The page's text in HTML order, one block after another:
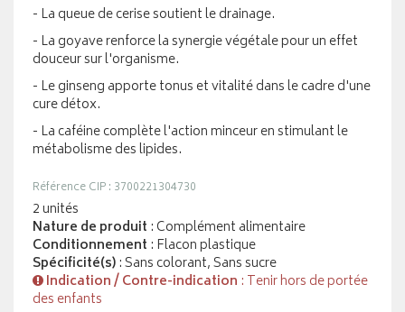
- La queue de cerise soutient le drainage.
- La goyave renforce la synergie végétale pour un effet
douceur sur l'organisme.
- Le ginseng apporte tonus et vitalité dans le cadre d'une
cure détox.
- La caféine complète l'action minceur en stimulant le
métabolisme des lipides.
Référence CIP : 3700221304730
2 unités
Nature de produit : Complément alimentaire
Conditionnement : Flacon plastique
Spécificité(s): Sans colorant, Sans sucre
Indication / Contre-indication : Tenir hors de portée
des enfants